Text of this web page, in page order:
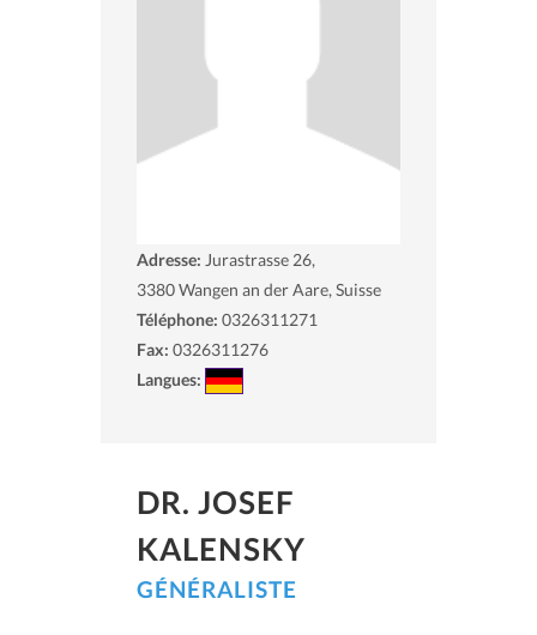
Adresse: Jurastrasse 26,
3380Wangen an der Aare, Suisse
Téléphone: 0326311271
Fax: 0326311276
Langues:
DR. JOSEF
KALENSKY
GÉNÉRALISTE